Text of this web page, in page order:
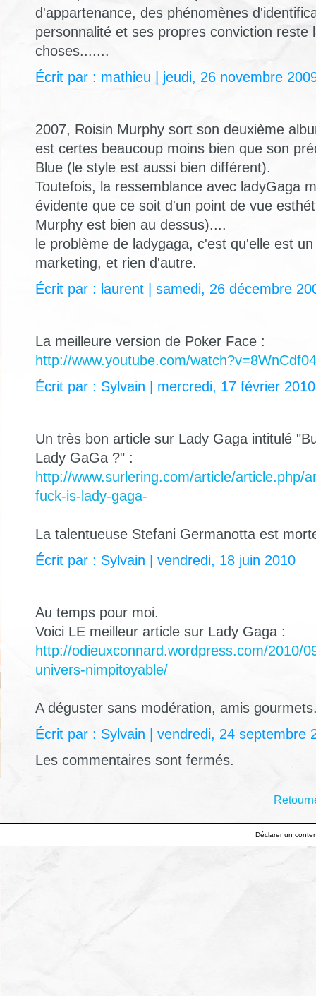
d'appartenance, des phénomènes
personnalité et ses propres conviction reste
choses.......
Écrit par : mathieu | jeudi, 26 novembre
2007, Roisin Murphy sort son deuxième
est certes beaucoup moins bien que son
Blue (le style est aussi bien différent).
Toutefois, la ressemblance avec ladyGaga
évidente que ce soit d'un point de vue
Murphy est bien au dessus)....
le problème de ladygaga, c'est qu'elle est
marketing, et rien d'autre.
Écrit par : laurent | samedi, 26 décembre
La meilleure version de Poker Face :
http://www.youtube.com/
Écrit par : Sylvain | mercredi, 17 février 2010
Un très bon article sur Lady Gaga intitulé
Lady GaGa ?" :
http://www.surlering.com/article/article.php/
fuck-is-lady-gaga-
La talentueuse Stefani Germanotta est
Écrit par : Sylvain | vendredi, 18 juin 2010
Au temps pour moi.
Voici LE meilleur article sur Lady Gaga :
http://odieuxconnard.wordpress.com/2010/
univers-nimpitoyable/
A déguster sans modération, amis
Écrit par : Sylvain | vendredi, 24 septembre
Les commentaires sont fermés.
Déclarer un